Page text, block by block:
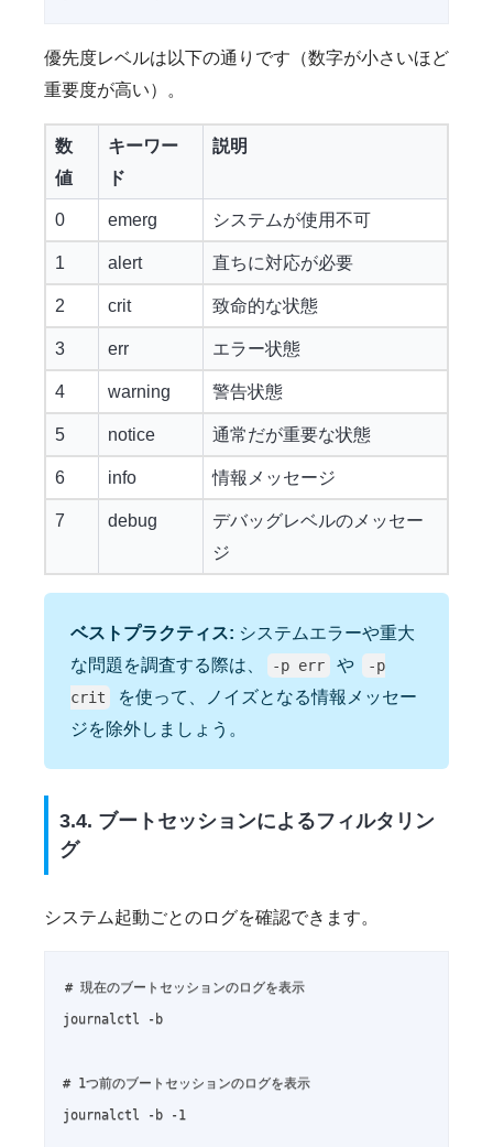
優先度レベルは以下の通りです（数字が小さいほど
重要度が高い）。
数
値
キーワー
ド
説明
0 emerg システムが使用不可
1 alert 直ちに対応が必要
2 crit 致命的な状態
3 err エラー状態
4 warning 警告状態
5 notice 通常だが重要な状態
6 info 情報メッセージ
7 debug
デバッグレベルのメッセー
ジ
ベストプラクティス: システムエラーや重大
な問題を調査する際は、
-p err や
-p
crit
を使って、ノイズとなる情報メッセー
ジを除外しましょう。
3.4. ブートセッションによるフィルタリン
グ
システム起動ごとのログを確認できます。
# 現在のブートセッションのログを表示
journalctl -b
# 1つ前のブートセッションのログを表示
journalctl -b -1